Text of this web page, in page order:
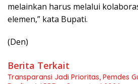
melainkan harus melalui
elemen,” kata Bupati.
(Den)
Berita Terkait
Transparansi Jadi Prioritas, Pemdes